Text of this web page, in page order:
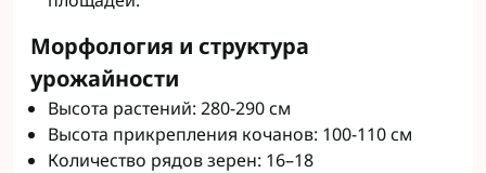
Морфология и структура
урожайности
Высота растений: 280-290 см
Высота прикрепления кочанов: 100-110 см
Количество рядов зерен: 16–18